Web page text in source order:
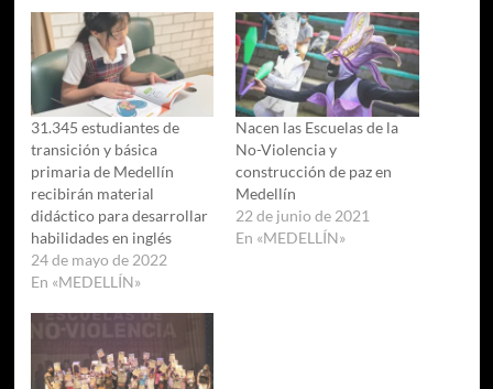
31.345 estudiantes de
transición y básica
primaria de Medellín
recibirán material
didáctico para desarrollar
habilidades en inglés
24 de mayo de 2022
En «MEDELLÍN»
Nacen las Escuelas de la
No-Violencia y
construcción de paz en
Medellín
22 de junio de 2021
En «MEDELLÍN»